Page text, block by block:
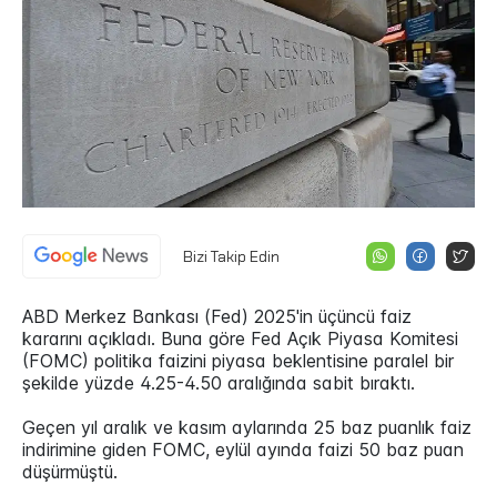
Bizi Takip Edin
ABD Merkez Bankası (Fed) 2025'in üçüncü faiz
kararını açıkladı. Buna göre Fed Açık Piyasa Komitesi
(FOMC) politika faizini piyasa beklentisine paralel bir
şekilde yüzde 4.25-4.50 aralığında sabit bıraktı.
Geçen yıl aralık ve kasım aylarında 25 baz puanlık faiz
indirimine giden FOMC, eylül ayında faizi 50 baz puan
düşürmüştü.